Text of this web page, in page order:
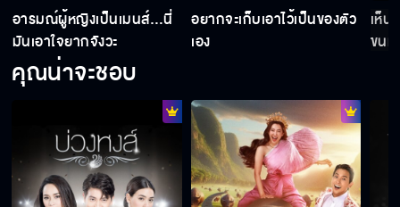
โกรธไม่หลงหรอก
อย่าให้อะไรมาเปลี่ยนแปลงตัวตนตะวัน
อารมณ์ผู้หญิงเป็นเมนส์…นี่
มันเอาใจยากจังวะ
อยากจะเก็บเอาไว้เป็นของตัว
เอง
เห็
ขนม
คุณน่าจะชอบ